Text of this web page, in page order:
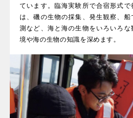
ています。臨海実験所で合宿形式
は、磯の生物の採集、発生観察、
測など、海と海の生物をいろいろ
境や海の生物の知識を深めます。